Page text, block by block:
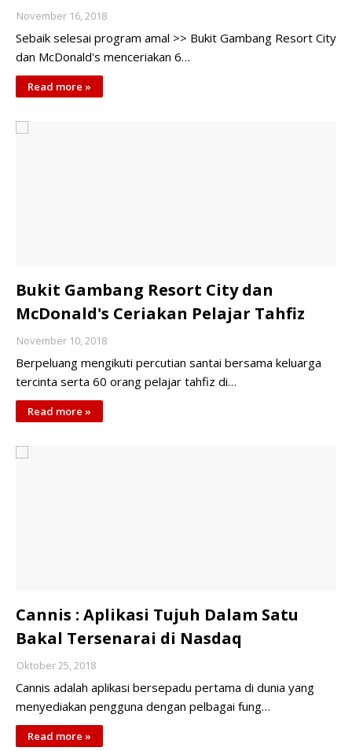
November 16, 2018
Sebaik selesai program amal >> Bukit Gambang Resort City
dan McDonald's menceriakan 6…
Read more »
Bukit Gambang Resort City dan
McDonald's Ceriakan Pelajar Tahfiz
November 10, 2018
Berpeluang mengikuti percutian santai bersama keluarga
tercinta serta 60 orang pelajar tahfiz di…
Read more »
Cannis : Aplikasi Tujuh Dalam Satu
Bakal Tersenarai di Nasdaq
Oktober 25, 2018
Cannis adalah aplikasi bersepadu pertama di dunia yang
menyediakan pengguna dengan pelbagai fung…
Read more »